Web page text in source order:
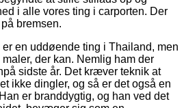
i alle vores ting i carporten. Der
bremsen.
en uddøende ting i Thailand, men
der kan. Nemlig ham der
sidste år. Det kræver teknik at
ikke dingler, og så er det også en
er branddygtig, og han ved det